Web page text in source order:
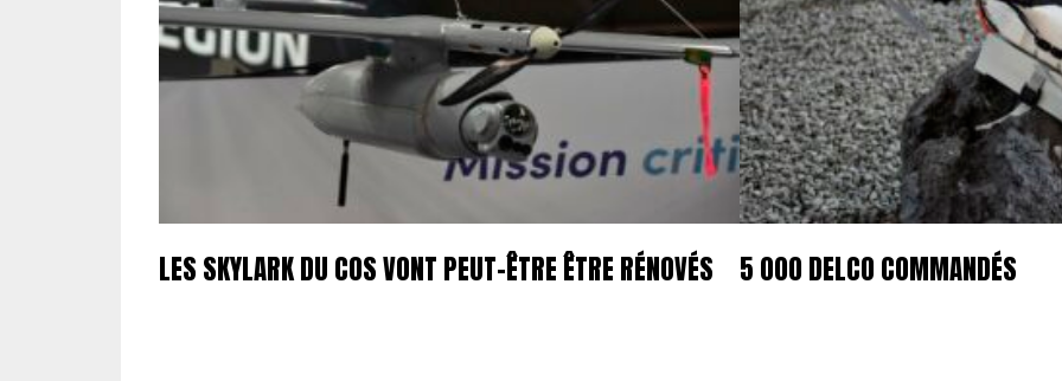
LES SKYLARK DU COS VONT PEUT-ÊTRE ÊTRE RÉNOVÉS 5 000 DELCO COMMANDÉS